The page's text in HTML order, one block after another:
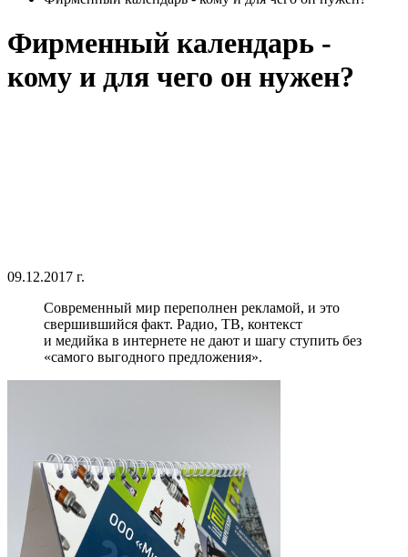
Фирменный календарь -
кому и для чего он нужен?
09.12.2017 г.
Современный мир переполнен рекламой, и это
свершившийся факт. Радио, ТВ, контекст
и медийка в интернете не дают и шагу ступить без
«самого выгодного предложения».